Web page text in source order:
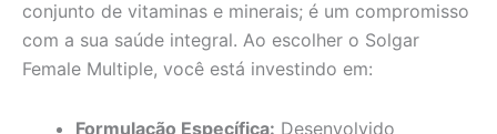
conjunto de vitaminas e minerais; é um compromisso
com a sua saúde integral. Ao escolher o Solgar
Female Multiple, você está investindo em:
Formulação Específica: Desenvolvido